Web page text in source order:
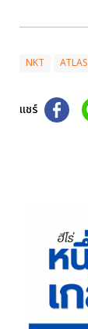
NKT ATLAS
แชร์